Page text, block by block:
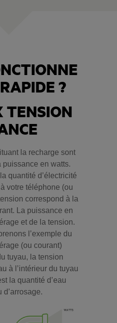
?
TENSION
la recharge sont
puissance en watts.
quantité d’électricité
votre téléphone (ou
correspond à la
La puissance en
et de la tension.
l’exemple du
(ou courant)
tuyau, la tension
à l’intérieur du tuyau
la quantité d’eau
d’arrosage.